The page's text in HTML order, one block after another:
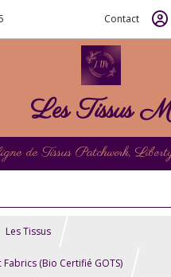
Contact
Les Tissus
Les Tissus
(Bio Certifié GOTS)